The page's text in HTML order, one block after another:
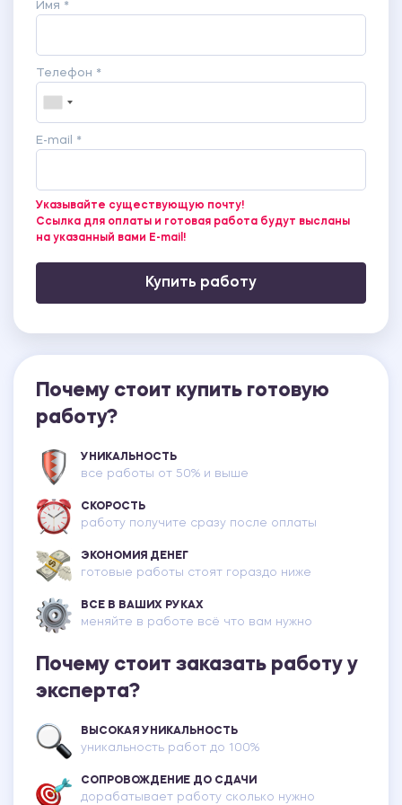
Имя *
Телефон *
E-mail *
Указывайте существующую почту!
Ссылка для оплаты и готовая работа будут высланы
на указанный вами E-mail!
Купить работу
Почему стоит купить готовую
работу?
УНИКАЛЬНОСТЬ
все работы от 50% и выше
СКОРОСТЬ
работу получите сразу после оплаты
ЭКОНОМИЯ ДЕНЕГ
готовые работы стоят гораздо ниже
ВСЕ В ВАШИХ РУКАХ
меняйте в работе всё что вам нужно
Почему стоит заказать работу у
эксперта?
ВЫСОКАЯ УНИКАЛЬНОСТЬ
уникальность работ до 100%
СОПРОВОЖДЕНИЕ ДО СДАЧИ
дорабатывает работу сколько нужно